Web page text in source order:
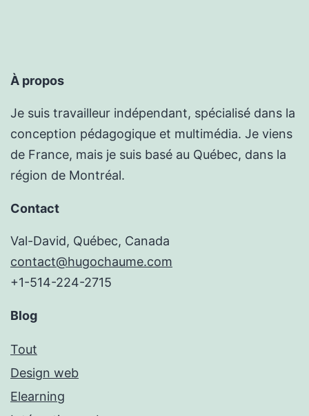
À propos
Je suis travailleur indépendant, spécialisé dans la
conception pédagogique et multimédia. Je viens
de France, mais je suis basé au Québec, dans la
région de Montréal.
Contact
Val-David, Québec, Canada
contact@hugochaume.com
+1-514-224-2715
Blog
Tout
Design web
Elearning